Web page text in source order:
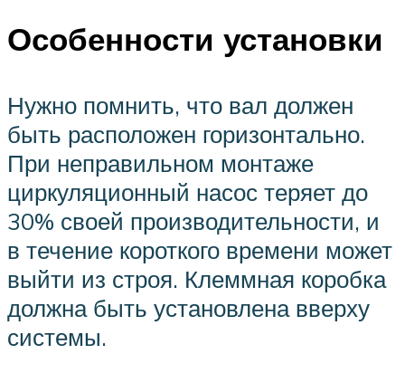
Особенности установки
Нужно помнить, что вал должен
быть расположен горизонтально.
При неправильном монтаже
циркуляционный насос теряет до
30% своей производительности, и
в течение короткого времени может
выйти из строя. Клеммная коробка
должна быть установлена вверху
системы.